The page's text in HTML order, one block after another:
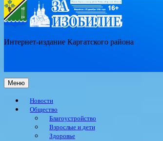
Интернет-издание Каргатского района
Меню
Новости
Общество
Благоустройство
Взрослые и дети
Здоровье